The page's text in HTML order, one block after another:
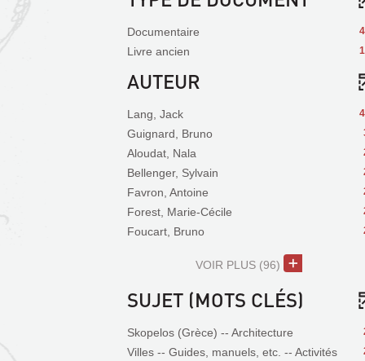
Documentaire
Livre ancien
AUTEUR
Lang, Jack
Guignard, Bruno
Aloudat, Nala
Bellenger, Sylvain
Favron, Antoine
Forest, Marie-Cécile
Foucart, Bruno
VOIR PLUS (96)
SUJET (MOTS CLÉS)
Skopelos (Grèce) -- Architecture
Villes -- Guides, manuels, etc. -- Activités